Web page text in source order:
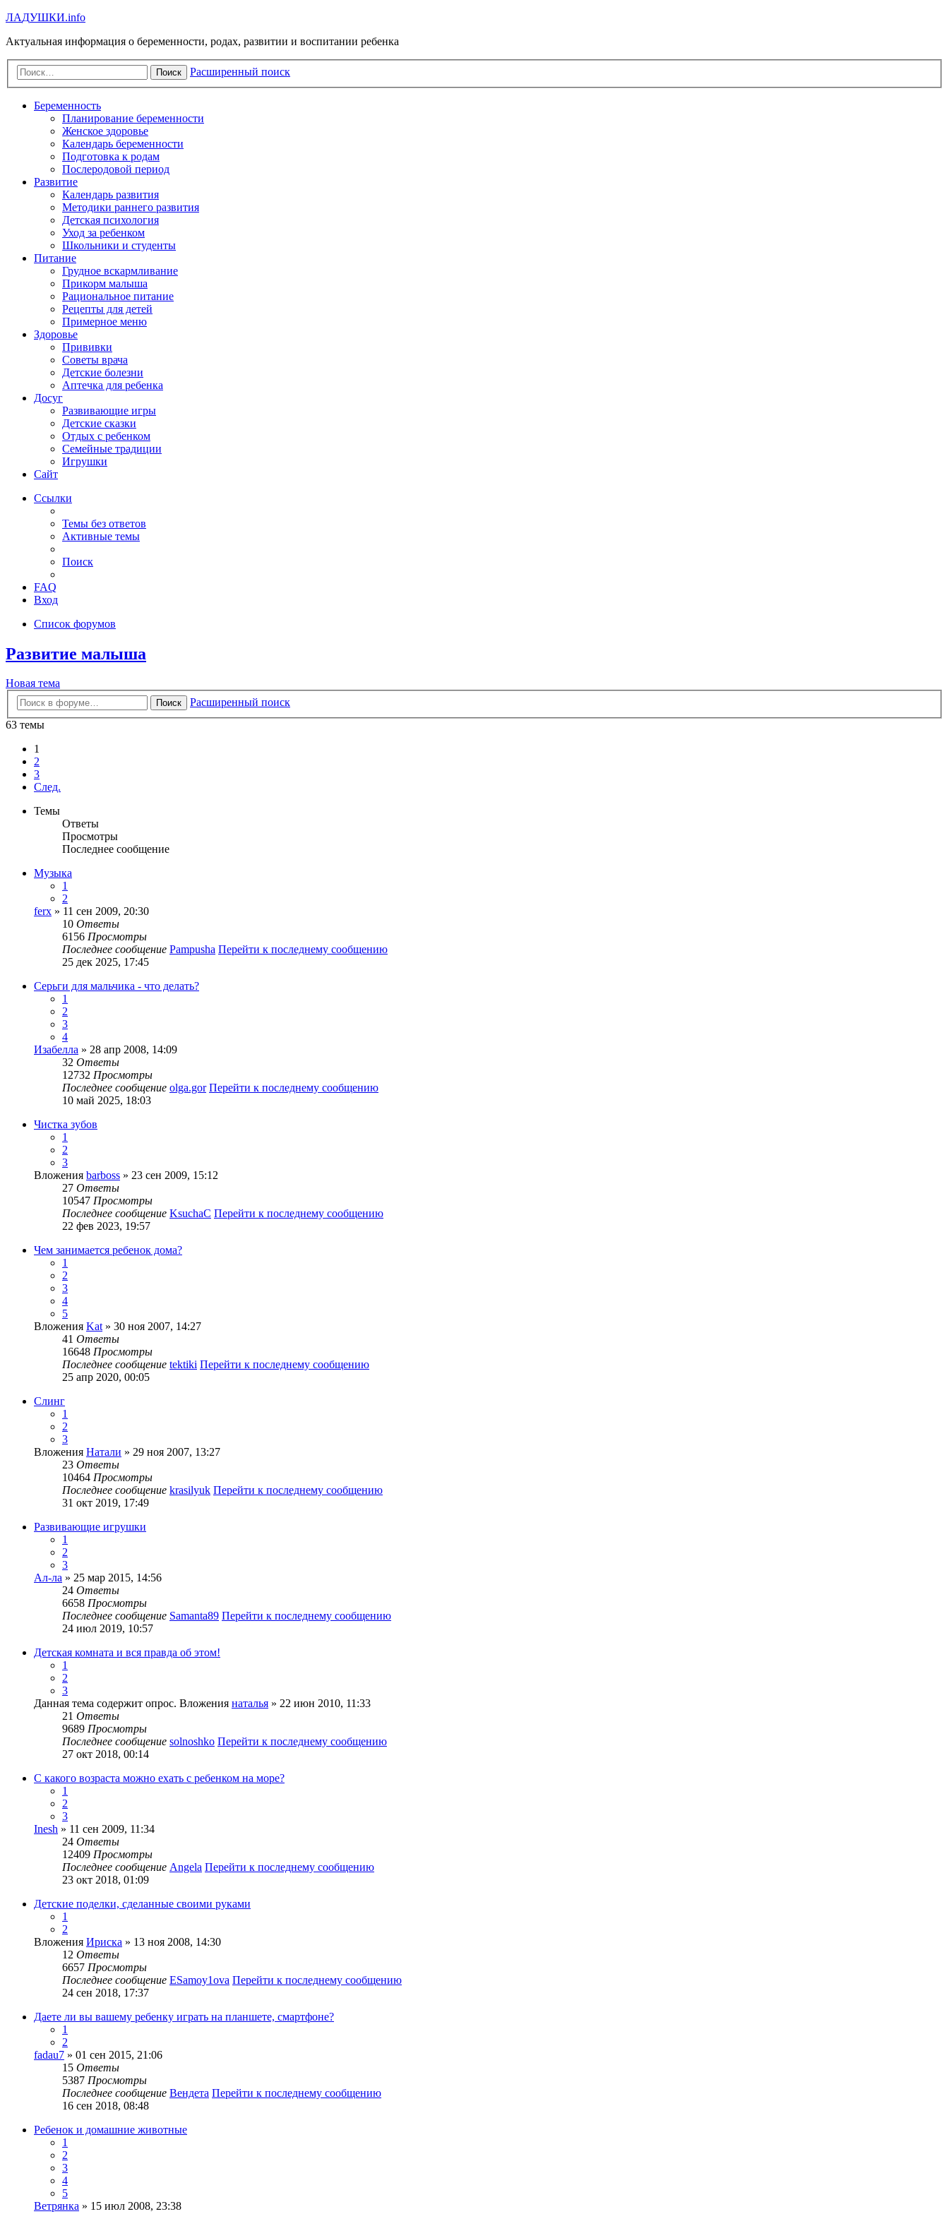
ЛАДУШКИ.info
Актуальная информация о беременности, родах, развитии и воспитании ребенка
Поиск Расширенный поиск
Беременность
Планирование беременности
Женское здоровье
Календарь беременности
Подготовка к родам
Послеродовой период
Развитие
Календарь развития
Методики раннего развития
Детская психология
Уход за ребенком
Школьники и студенты
Питание
Грудное вскармливание
Прикорм малыша
Рациональное питание
Рецепты для детей
Примерное меню
Здоровье
Прививки
Советы врача
Детские болезни
Аптечка для ребенка
Досуг
Развивающие игры
Детские сказки
Отдых с ребенком
Семейные традиции
Игрушки
Сайт
Ссылки
Темы без ответов
Активные темы
Поиск
FAQ
Вход
Список форумов
Развитие малыша
Новая тема
Поиск
Расширенный поиск
63 темы
1
2
3
След.
Темы
Ответы
Просмотры
Последнее сообщение
Музыка
1
2
ferx » 11 сен 2009, 20:30
10 Ответы
6156 Просмотры
Последнее сообщение Pampusha Перейти к последнему сообщению
25 дек 2025, 17:45
Серьги для мальчика - что делать?
1
2
3
4
Изабелла » 28 апр 2008, 14:09
32 Ответы
12732 Просмотры
Последнее сообщение olga.gor Перейти к последнему сообщению
10 май 2025, 18:03
Чистка зубов
1
2
3
Вложения barboss » 23 сен 2009, 15:12
27 Ответы
10547 Просмотры
Последнее сообщение KsuchaC Перейти к последнему сообщению
22 фев 2023, 19:57
Чем занимается ребенок дома?
1
2
3
4
5
Вложения Kat » 30 ноя 2007, 14:27
41 Ответы
16648 Просмотры
Последнее сообщение tektiki Перейти к последнему сообщению
25 апр 2020, 00:05
Слинг
1
2
3
Вложения Натали » 29 ноя 2007, 13:27
23 Ответы
10464 Просмотры
Последнее сообщение krasilyuk Перейти к последнему сообщению
31 окт 2019, 17:49
Развивающие игрушки
1
2
3
Ал-ла » 25 мар 2015, 14:56
24 Ответы
6658 Просмотры
Последнее сообщение Samanta89 Перейти к последнему сообщению
24 июл 2019, 10:57
Детская комната и вся правда об этом!
1
2
3
Данная тема содержит опрос. Вложения наталья » 22 июн 2010, 11:33
21 Ответы
9689 Просмотры
Последнее сообщение solnoshko Перейти к последнему сообщению
27 окт 2018, 00:14
С какого возраста можно ехать с ребенком на море?
1
2
3
Inesh » 11 сен 2009, 11:34
24 Ответы
12409 Просмотры
Последнее сообщение Angela Перейти к последнему сообщению
23 окт 2018, 01:09
Детские поделки, сделанные своими руками
1
2
Вложения Ириска » 13 ноя 2008, 14:30
12 Ответы
6657 Просмотры
Последнее сообщение ESamoy1ova Перейти к последнему сообщению
24 сен 2018, 17:37
Даете ли вы вашему ребенку играть на планшете, смартфоне?
1
2
fadau7 » 01 сен 2015, 21:06
15 Ответы
5387 Просмотры
Последнее сообщение Вендета Перейти к последнему сообщению
16 сен 2018, 08:48
Ребенок и домашние животные
1
2
3
4
5
Ветрянка » 15 июл 2008, 23:38